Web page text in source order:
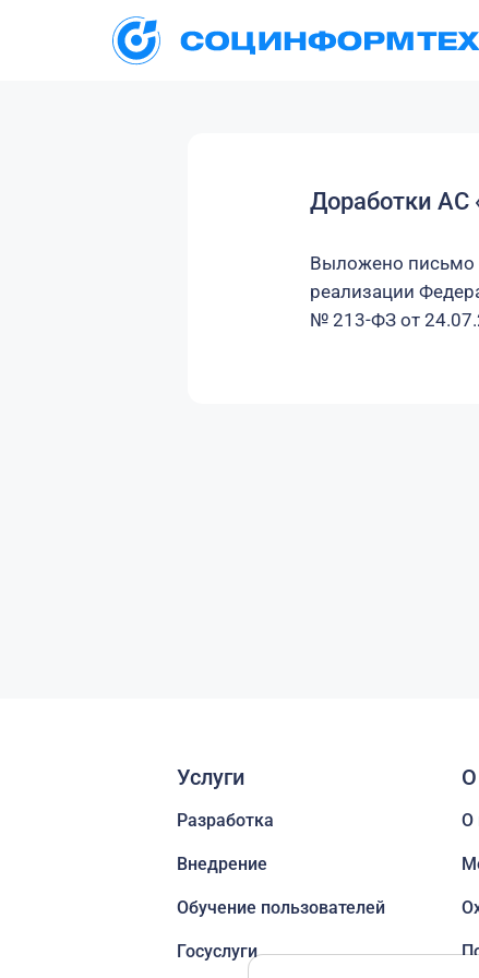
Доработки АС
Выложено письмо
реализации
№ 213-ФЗ от
Услуги
Разработка
Внедрение
Обучение пользователей
Госуслуги
О